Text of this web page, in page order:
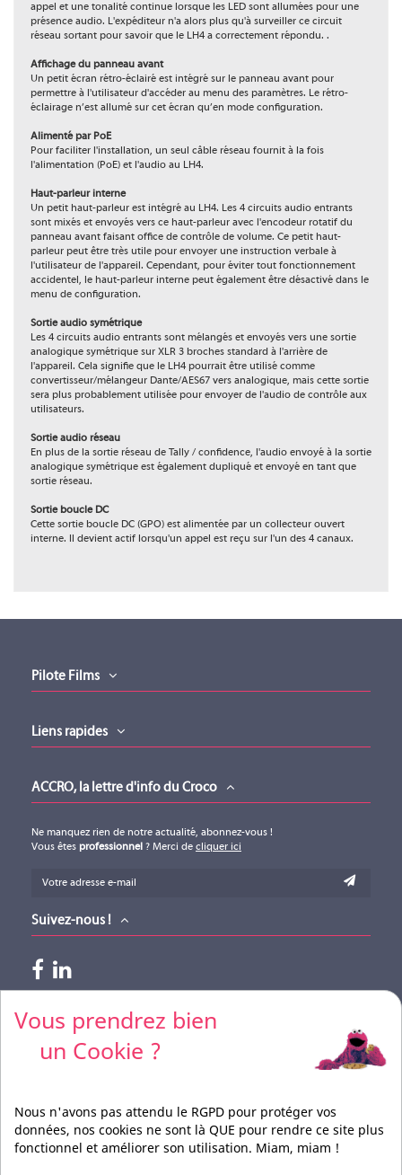
appel et une tonalité continue lorsque les LED sont allumées pour une
présence audio. L'expéditeur n'a alors plus qu'à surveiller ce circuit
réseau sortant pour savoir que le LH4 a correctement répondu. .
Affichage du panneau avant
Un petit écran rétro-éclairé est intégré sur le panneau avant pour
permettre à l'utilisateur d'accéder au menu des paramètres. Le rétro-
éclairage n’est allumé sur cet écran qu’en mode configuration.
Alimenté par PoE
Pour faciliter l'installation, un seul câble réseau fournit à la fois
l'alimentation (PoE) et l'audio au LH4.
Haut-parleur interne
Un petit haut-parleur est intégré au LH4. Les 4 circuits audio entrants
sont mixés et envoyés vers ce haut-parleur avec l'encodeur rotatif du
panneau avant faisant office de contrôle de volume. Ce petit haut-
parleur peut être très utile pour envoyer une instruction verbale à
l'utilisateur de l'appareil. Cependant, pour éviter tout fonctionnement
accidentel, le haut-parleur interne peut également être désactivé dans le
menu de configuration.
Sortie audio symétrique
Les 4 circuits audio entrants sont mélangés et envoyés vers une sortie
analogique symétrique sur XLR 3 broches standard à l'arrière de
l'appareil. Cela signifie que le LH4 pourrait être utilisé comme
convertisseur/mélangeur Dante/AES67 vers analogique, mais cette sortie
sera plus probablement utilisée pour envoyer de l'audio de contrôle aux
utilisateurs.
Sortie audio réseau
En plus de la sortie réseau de Tally / confidence, l'audio envoyé à la sortie
analogique symétrique est également dupliqué et envoyé en tant que
sortie réseau.
Sortie boucle DC
Cette sortie boucle DC (GPO) est alimentée par un collecteur ouvert
interne. Il devient actif lorsqu'un appel est reçu sur l'un des 4 canaux.
Pilote Films
Liens rapides
Vous prendrez bien
un Cookie ?
Nous n'avons pas attendu le RGPD pour protéger vos
données, nos cookies ne sont là QUE pour rendre ce site plus
fonctionnel et améliorer son utilisation. Miam, miam !
ACCRO, la lettre d'info du Croco
Ne manquez rien de notre actualité, abonnez-vous !
Vous êtes professionnel ? Merci de cliquer ici
Suivez-nous !
Paiements acceptés
Pour vos règlements par CB, merci de nous contacter